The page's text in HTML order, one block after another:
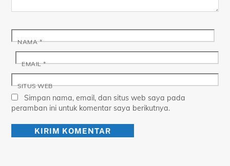
NAMA*
EMAIL*
SITUS WEB
Simpan nama, email, dan situs web saya pada
peramban ini untuk komentar saya berikutnya.